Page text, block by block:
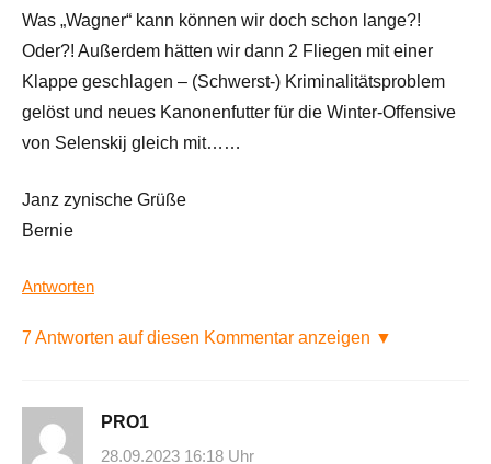
Was „Wagner“ kann können wir doch schon lange?!
Oder?! Außerdem hätten wir dann 2 Fliegen mit einer
Klappe geschlagen – (Schwerst-) Kriminalitätsproblem
gelöst und neues Kanonenfutter für die Winter-Offensive
von Selenskij gleich mit……
Janz zynische Grüße
Bernie
Antworten
7 Antworten auf diesen Kommentar anzeigen ▼
PRO1
28.09.2023 16:18 Uhr